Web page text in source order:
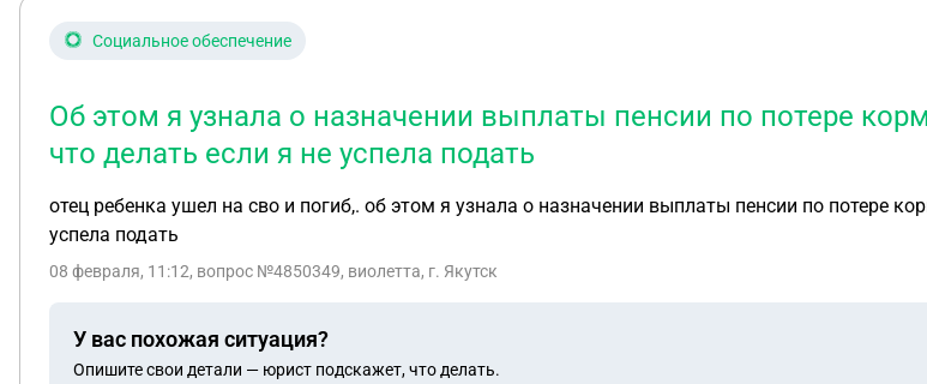
Социальное обеспечение
Об этом я узнала о назначении выплаты пенсии по потере
что делать если я не успела подать
отец ребенка ушел на сво и погиб,. об этом я узнала о назначении выплаты пенсии по потере
успела подать
08 февраля, 11:12, вопрос №4850349, виолетта, г. Якутск
У вас похожая ситуация?
Опишите свои детали — юрист подскажет, что делать.